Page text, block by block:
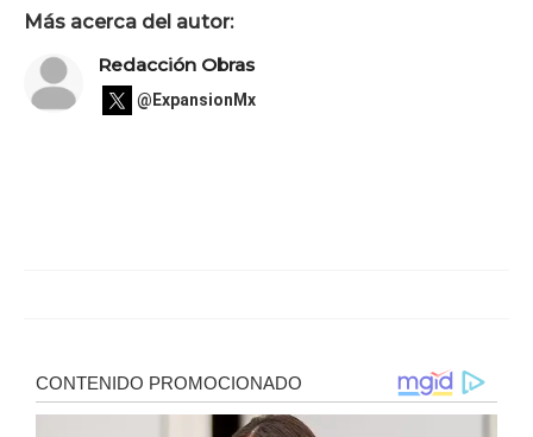
Más acerca del autor:
Redacción Obras
@ExpansionMx